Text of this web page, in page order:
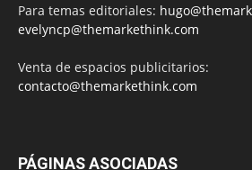
Para temas editoriales:
evelyncp@themarkethink.com
Venta de espacios publicitarios:
contacto@themarkethink.com
PÁGINAS ASOCIADAS